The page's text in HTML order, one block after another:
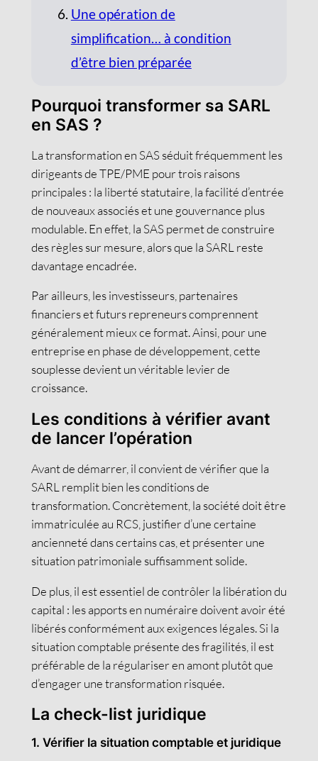
Une opération de
simplification… à condition
d’être bien préparée
Pourquoi transformer sa SARL
en SAS ?
La transformation en SAS séduit fréquemment les
dirigeants de TPE/PME pour trois raisons
principales : la liberté statutaire, la facilité d’entrée
de nouveaux associés et une gouvernance plus
modulable. En effet, la SAS permet de construire
des règles sur mesure, alors que la SARL reste
davantage encadrée.
Par ailleurs, les investisseurs, partenaires
financiers et futurs repreneurs comprennent
généralement mieux ce format. Ainsi, pour une
entreprise en phase de développement, cette
souplesse devient un véritable levier de
croissance.
Les conditions à vérifier avant
de lancer l’opération
Avant de démarrer, il convient de vérifier que la
SARL remplit bien les conditions de
transformation. Concrètement, la société doit être
immatriculée au RCS, justifier d’une certaine
ancienneté dans certains cas, et présenter une
situation patrimoniale suffisamment solide.
De plus, il est essentiel de contrôler la libération du
capital : les apports en numéraire doivent avoir été
libérés conformément aux exigences légales. Si la
situation comptable présente des fragilités, il est
préférable de la régulariser en amont plutôt que
d’engager une transformation risquée.
La check-list juridique
1. Vérifier la situation comptable et juridique